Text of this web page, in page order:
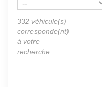
332 véhicule(s)
corresponde(nt)
à votre
recherche